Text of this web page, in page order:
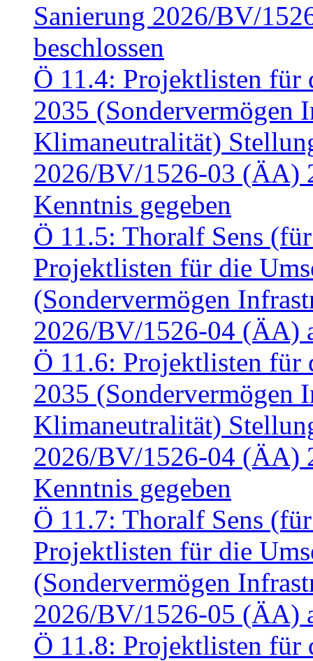
Sanierung 2026/BV/
beschlossen
Ö 11.4: Projektlisten für
2035 (Sondervermögen
Klimaneutralität)
2026/BV/1526-03 (ÄA)
Kenntnis gegeben
Ö 11.5: Thoralf Sens
Projektlisten für die
(Sondervermögen
2026/BV/1526-04 (ÄA)
Ö 11.6: Projektlisten für
2035 (Sondervermögen
Klimaneutralität)
2026/BV/1526-04 (ÄA)
Kenntnis gegeben
Ö 11.7: Thoralf Sens
Projektlisten für die
(Sondervermögen
2026/BV/1526-05 (ÄA)
Ö 11.8: Projektlisten für